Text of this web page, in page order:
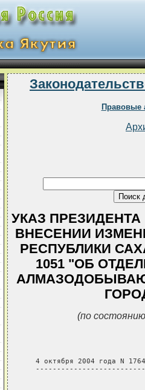
Правовые
УКАЗ ПРЕЗИДЕНТА
ВНЕСЕНИИ
РЕСПУБЛИКИ
1051 "ОБ
(по
   4 октября 2004 года N 1764